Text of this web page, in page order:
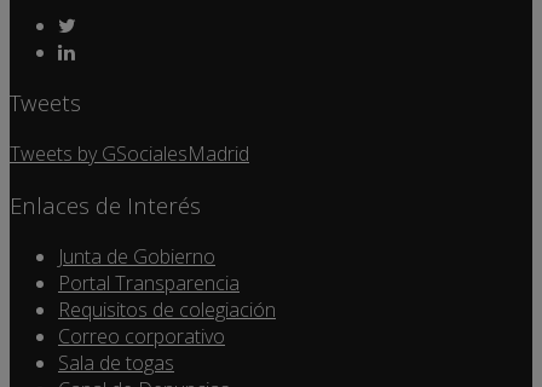
Tweets
Tweets by GSocialesMadrid
Enlaces de Interés
Junta de Gobierno
Portal Transparencia
Requisitos de colegiación
Correo corporativo
Sala de togas